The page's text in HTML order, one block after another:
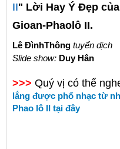
II" Lời Hay Ý Đẹp
Gioan-Phaolô II.
Lê ĐìnhThông tuyển dịch
Slide show: Duy Hân
>>> Quý vị có thể
lắng được phổ nhạc từ
Phao lô II tại đây